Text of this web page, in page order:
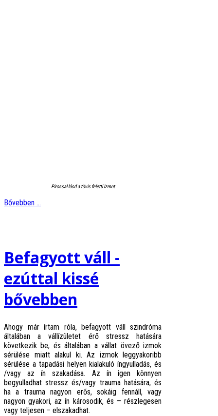
Pirossal lásd a tövis feletti izmot
Bővebben ...
Befagyott váll -
ezúttal kissé
bővebben
Ahogy már írtam róla, befagyott váll szindróma
általában a vállízületet érő stressz hatására
következik be, és általában a vállat övező izmok
sérülése miatt alakul ki. Az izmok leggyakoribb
sérülése a tapadási helyen kialakuló íngyulladás, és
/vagy az ín szakadása. Az ín igen könnyen
begyulladhat stressz és/vagy trauma hatására, és
ha a trauma nagyon erős, sokáig fennáll, vagy
nagyon gyakori, az ín károsodik, és – részlegesen
vagy teljesen – elszakadhat.